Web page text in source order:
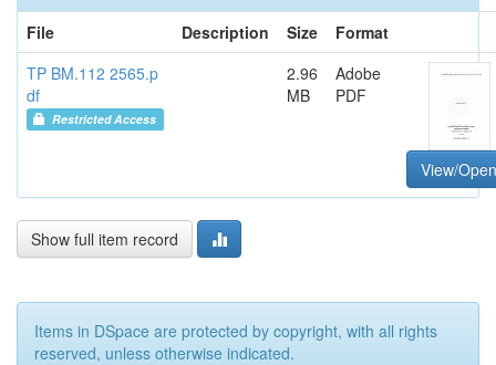
File
Description Size
Format
TP BM.112 2565.p
df
Restricted Access
2.96
MB
Adobe
PDF
View/Open
Show full item record
Items in DSpace are protected by copyright, with all rights
reserved, unless otherwise indicated.